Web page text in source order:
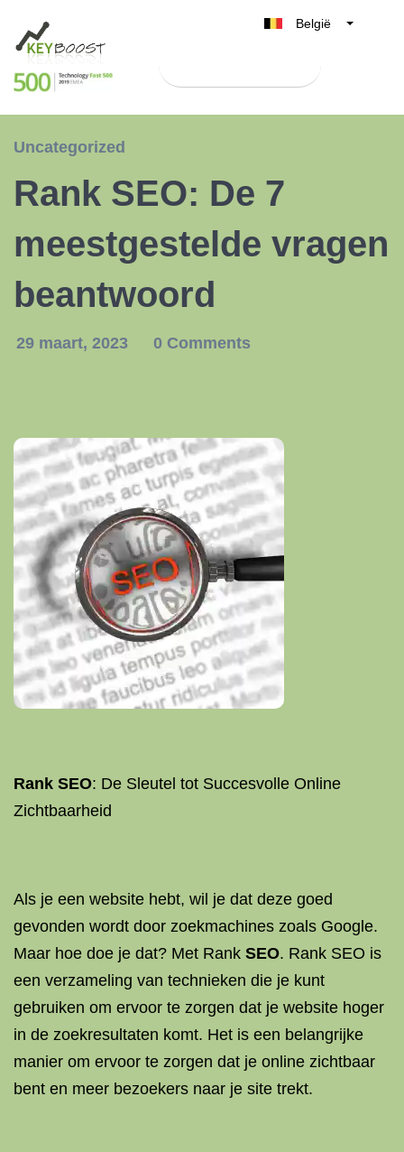
België
Nederland
Uncategorized
Rank SEO: De 7
meestgestelde vragen
beantwoord
29 maart, 2023 0 Comments
Rank SEO: De Sleutel tot Succesvolle Online
Zichtbaarheid
Als je een website hebt, wil je dat deze goed
gevonden wordt door zoekmachines zoals Google.
Maar hoe doe je dat? Met Rank SEO. Rank SEO is
een verzameling van technieken die je kunt
gebruiken om ervoor te zorgen dat je website hoger
in de zoekresultaten komt. Het is een belangrijke
manier om ervoor te zorgen dat je online zichtbaar
bent en meer bezoekers naar je site trekt.